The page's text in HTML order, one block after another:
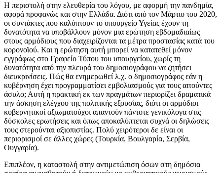
Η περιστολή στην ελευθερία του λόγου, με αφορμή την πανδημία,
αφορά προφανώς και στην Ελλάδα. Διότι από τον Μάρτιο του 2020,
οι συντάκτες που καλύπτουν το υπουργείο Υγείας έχουν τη
δυνατότητα να υποβάλλουν μόνον μια ερώτηση εβδομαδιαίως
στους αρμόδιους που διαχειρίζονται τα μέτρα προστασίας κατά του
κορονοϊού. Και η ερώτηση αυτή μπορεί να κατατεθεί μόνον
εγγράφως στο Γραφείο Τύπου του υπουργείου, χωρίς τη
δυνατότητα από την πλευρά του δημοσιογράφου να ζητήσει
διευκρινίσεις. Πώς θα ενημερωθεί λ.χ. ο δημοσιογράφος εάν η
κυβέρνηση έχει προγραμματίσει εμβολιασμούς για τους αιτούντες
άσυλο; Αυτή η πρακτική εκ των πραγμάτων περιορίζει δραματικά
την άσκηση ελέγχου της πολιτικής εξουσίας, διότι οι αρμόδιοι
κυβερνητικοί αξιωματούχοι απαντούν πάντοτε γενικόλογα στις
δύσκολες ερωτήσεις και όπως αποκαλύπτεται συχνά οι δηλώσεις
τους στερούνται αξιοπιστίας. Πολύ χειρότεροι δε είναι οι
περιορισμοί σε άλλες χώρες (Τουρκία, Βουλγαρία, Σερβία,
Ουγγαρία).
Επιπλέον, η καταστολή στην αντιμετώπιση όσων στη δημόσια